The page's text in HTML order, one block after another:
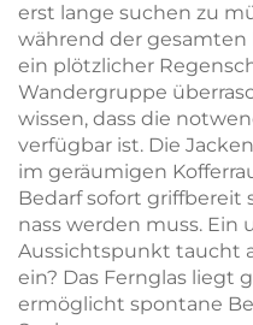
erst lange suchen zu
während der gesamten
ein plötzlicher
Wandergruppe
wissen, dass die
verfügbar ist. Die
im geräumigen
Bedarf sofort
nass werden muss. Ein
Aussichtspunkt taucht
ein? Das Fernglas liegt
ermöglicht spontane